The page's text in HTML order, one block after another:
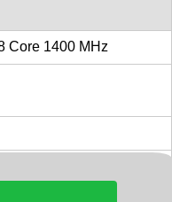
Core 1400 MHz